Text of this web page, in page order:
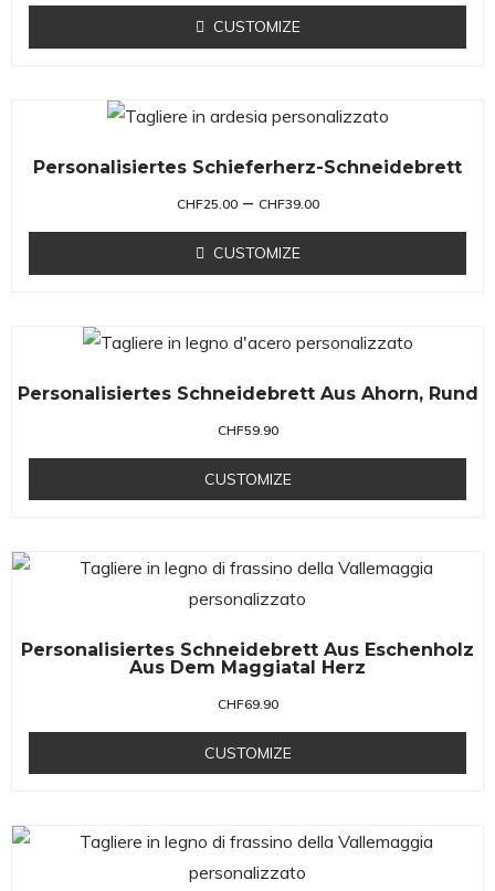
CUSTOMIZE
Personalisiertes Schieferherz-Schneidebrett
CHF25.00 – CHF39.00
CUSTOMIZE
Personalisiertes Schneidebrett Aus Ahorn, Rund
CHF59.90
CUSTOMIZE
Personalisiertes Schneidebrett Aus Eschenholz
Aus Dem Maggiatal Herz
CHF69.90
CUSTOMIZE